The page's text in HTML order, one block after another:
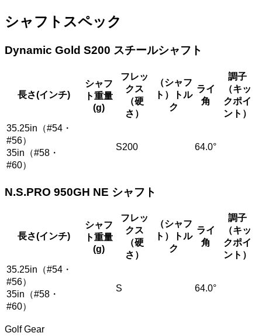
シャフトスペック
Dynamic Gold S200 スチールシャフト
長さ(インチ)
シャフ
ト重量
(g)
フレッ
クス
（硬
さ）
（シャフ
ト）トル
ク
ライ
角
調子
（キッ
クポイ
ント）
35.25in（#54・
#56）
35in（#58・
#60）
S200 64.0°
N.S.PRO 950GH NE シャフト
長さ(インチ)
シャフ
ト重量
(g)
フレッ
クス
（硬
さ）
（シャフ
ト）トル
ク
ライ
角
調子
（キッ
クポイ
ント）
35.25in（#54・
#56）
35in（#58・
#60）
S 64.0°
Golf Gear